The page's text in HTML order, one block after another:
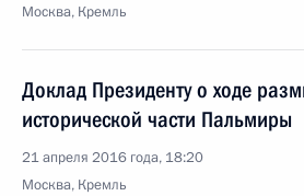
Москва, Кремль
Доклад Президенту о ходе
исторической части Пальмиры
21 апреля 2016 года, 18:20
Москва, Кремль